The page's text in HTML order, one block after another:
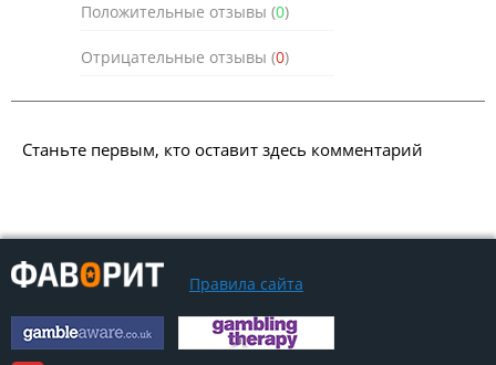
Положительные отзывы (0)
Отрицательные отзывы (0)
Станьте первым, кто оставит здесь комментарий
Правила сайта